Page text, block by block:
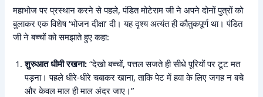
महाभोज पर प्रस्थान करने से पहले, पंडित मोटेराम जी ने अपने दोनों पुत्रों को
बुलाकर एक विशेष ‘भोजन दीक्षा’ दी। यह दृश्य अत्यंत ही कौतुकपूर्ण था। पंडित
जी ने बच्चों को समझाते हुए कहा:
शुरुआत धीमी रखना: “देखो बच्चों, पत्तल सजते ही सीधे पूरियों पर टूट मत
पड़ना। पहले धीरे-धीरे चबाकर खाना, ताकि पेट में हवा के लिए जगह न बचे
और केवल माल ही माल अंदर जाए।”